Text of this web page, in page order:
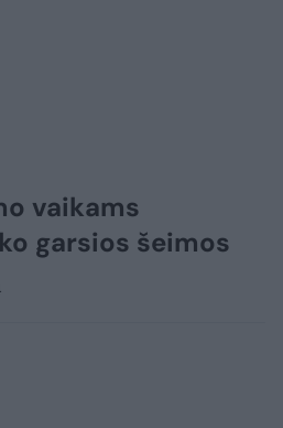
vaikams
garsios šeimos